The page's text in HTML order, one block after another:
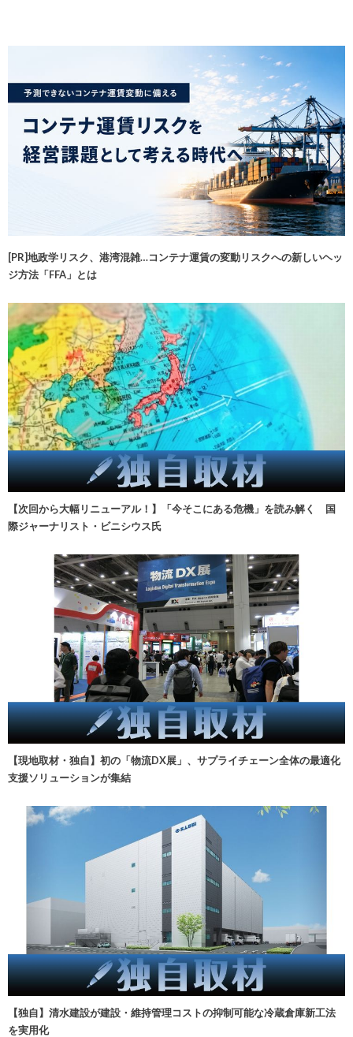
[PR]地政学リスク、港湾混雑…コンテナ運賃の変動リスクへの新しいヘッ
ジ方法「FFA」とは
【次回から大幅リニューアル！】「今そこにある危機」を読み解く 国
際ジャーナリスト・ビニシウス氏
【現地取材・独自】初の「物流DX展」、サプライチェーン全体の最適化
支援ソリューションが集結
【独自】清水建設が建設・維持管理コストの抑制可能な冷蔵倉庫新工法
を実用化